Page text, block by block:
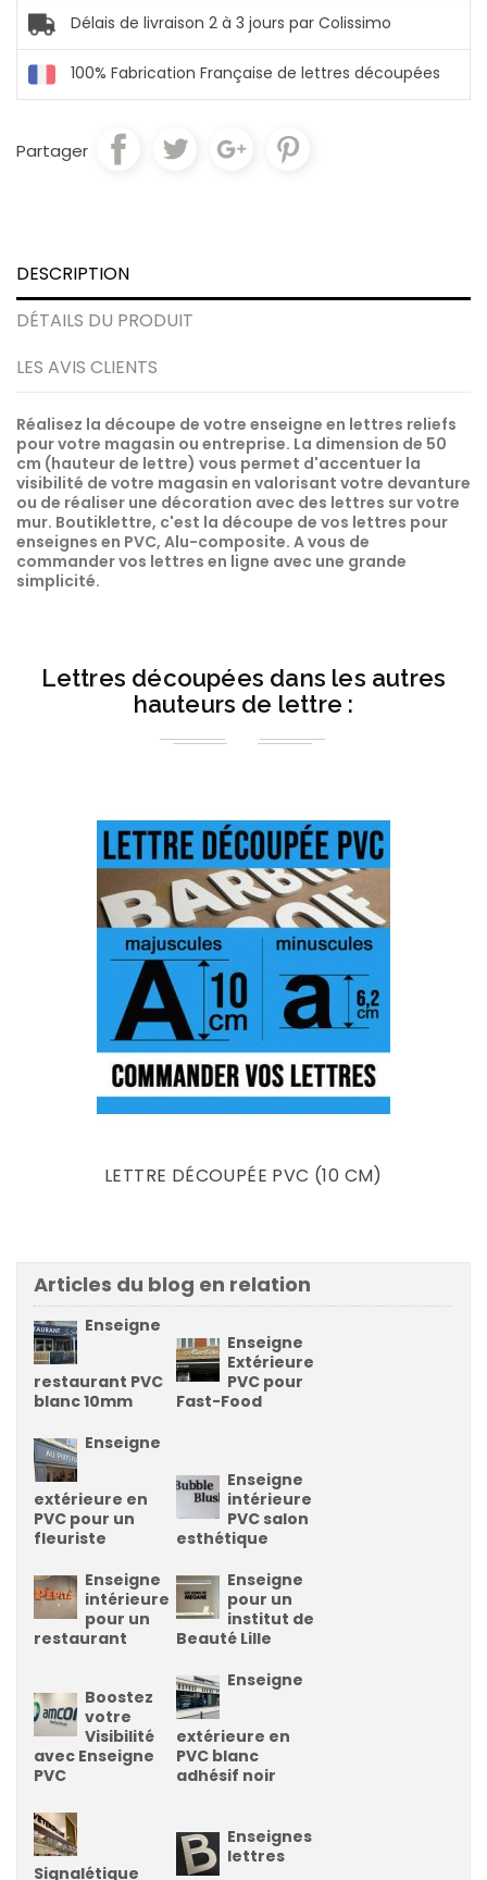
Délais de livraison 2 à 3 jours par Colissimo
100% Fabrication Française de lettres découpées
Partager
DESCRIPTION
DÉTAILS DU PRODUIT
LES AVIS CLIENTS
Réalisez la découpe de votre enseigne en lettres reliefs
pour votre magasin ou entreprise. La dimension de 50
cm (hauteur de lettre) vous permet d'accentuer la
visibilité de votre magasin en valorisant votre devanture
ou de réaliser une décoration avec des lettres sur votre
mur. Boutiklettre, c'est la découpe de vos lettres pour
enseignes en PVC, Alu-composite. A vous de
commander vos lettres en ligne avec une grande
simplicité.
Lettres découpées dans les autres
hauteurs de lettre :
LETTRE DÉCOUPÉE PVC (10 CM)
Articles du blog en relation
Enseigne
restaurant PVC
blanc 10mm
Enseigne
Extérieure
PVC pour
Fast-Food
Enseigne
extérieure en
PVC pour un
fleuriste
Enseigne
intérieure
PVC salon
esthétique
Enseigne
intérieure
pour un
restaurant
Enseigne
pour un
institut de
Beauté Lille
Boostez
votre
Visibilité
avec Enseigne
PVC
Enseigne
extérieure en
PVC blanc
adhésif noir
Signalétique
Enseignes
lettres